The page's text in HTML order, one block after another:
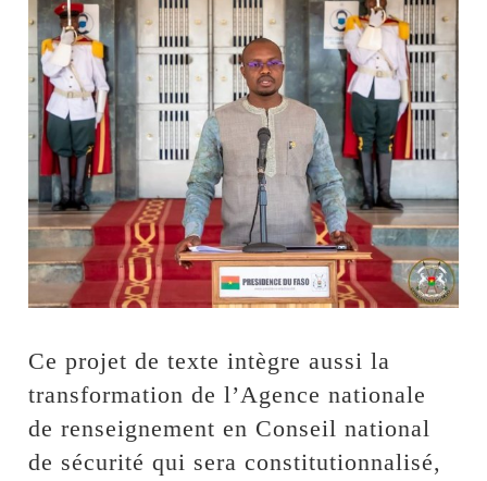
Ce projet de texte intègre aussi la
transformation de l’Agence nationale
de renseignement en Conseil national
de sécurité qui sera constitutionnalisé,